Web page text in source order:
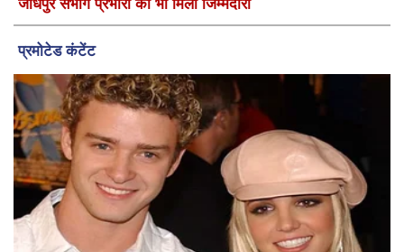
जोधपुर संभाग प्रभारी की भी मिली जिम्मेदारी